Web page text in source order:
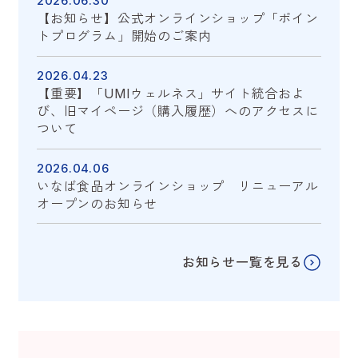
【お知らせ】公式オンラインショップ「ポイン
トプログラム」開始のご案内
2026.04.23
【重要】「UMIウェルネス」サイト統合およ
び、旧マイページ（購入履歴）へのアクセスに
ついて
2026.04.06
いなば食品オンラインショップ リニューアル
オープンのお知らせ
お知らせ一覧を見る